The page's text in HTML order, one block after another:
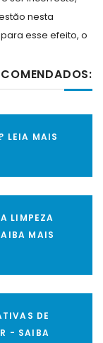
nesta
esse efeito, o
LEIA MAIS
LIMPEZA
MAIS
DE
- SAIBA